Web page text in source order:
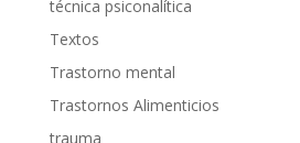
técnica psiconalítica
Textos
Trastorno mental
Trastornos Alimenticios
trauma